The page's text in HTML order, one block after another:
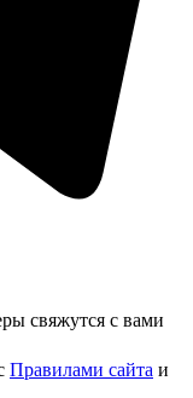
свяжутся с вами
Правилами сайта и